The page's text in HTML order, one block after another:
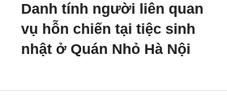
Danh tính người liên quan
vụ hỗn chiến tại tiệc sinh
nhật ở Quán Nhỏ Hà Nội